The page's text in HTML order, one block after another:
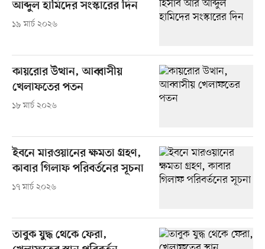
আব্দুল হামিদের সংস্কারের দিন
১৯ মার্চ ২০২৬
কায়রোর উত্থান, আব্বাসীয়
খেলাফতের পতন
১৮ মার্চ ২০২৬
ইবনে মারওয়ানের ক্ষমতা গ্রহণ,
কাবার গিলাফ পরিবর্তনের সূচনা
১৭ মার্চ ২০২৬
তাবুক যুদ্ধ থেকে ফেরা,